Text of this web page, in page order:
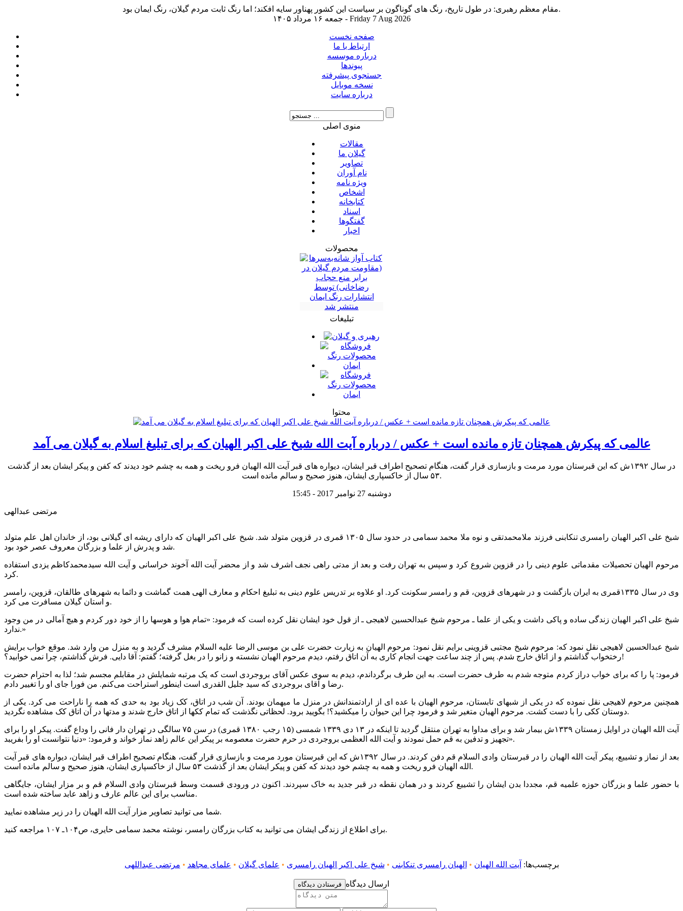
مقام معظم رهبری: در طول تاریخ، رنگ های گوناگون بر سیاست این کشور پهناور سایه افکند؛ اما رنگ ثابت مردم گیلان، رنگ ایمان بود.
جمعه ۱۶ مرداد ۱۴۰۵ - Friday 7 Aug 2026
صفحه نخست
ارتباط با ما
درباره موسسه
پیوندها
جستجوی پیشرفته
نسخه موبایل
درباره سایت
منوی اصلی
مقالات
گیلان ما
تصاویر
نام آوران
ویژه نامه
اشخاص
کتابخانه
اسناد
گفتگوها
اخبار
محصولات
تبلیغات
محتوا
عالمی که پیکرش همچنان تازه مانده است + عکس / درباره آیت الله شیخ علی اکبر الهیان که برای تبلیغ اسلام به گیلان می آمد
در سال ۱۳۹۲ش که این قبرستان مورد مرمت و بازسازی قرار گفت، هنگام تصحیح اطراف قبر ایشان، دیواره های قبر آیت الله الهیان فرو ریخت و همه به چشم خود دیدند که کفن و پیکر ایشان بعد از گذشت
۵۳ سال از خاکسپاری ایشان، هنوز صحیح و سالم مانده است.
دوشنبه 27 نوامبر 2017 - 15:45
مرتضی عبدالهی
شیخ علی اکبر الهیان رامسری تنکابنی فرزند ملامحمدتقی و نوه ملا محمد سمامی در حدود سال ۱۳۰۵ قمری در قزوین متولد شد. شیخ علی اکبر الهیان که دارای ریشه ای گیلانی بود، از خاندان اهل علم متولد
شد و پدرش از علما و بزرگان معروف عصر خود بود.
مرحوم الهیان تحصیلات مقدماتی علوم دینی را در قزوین شروع کرد و سپس به تهران رفت و بعد از مدتی راهی نجف اشرف شد و از محضر آیت الله آخوند خراسانی و آیت الله سیدمحمدکاظم یزدی استفاده
کرد.
وی در سال ۱۳۳۵قمری به ایران بازگشت و در شهرهای قزوین، قم و رامسر سکونت کرد. او علاوه بر تدریس علوم دینی به تبلیغ احکام و معارف الهی همت گماشت و دائما به شهرهای طالقان، قزوین، رامسر
و استان گیلان مسافرت می کرد.
شیخ علی اکبر الهیان زندگی ساده و پاکی داشت و یکی از علما ـ مرحوم شیخ عبدالحسین لاهیجی ـ از قول خود ایشان نقل کرده است که فرمود: «تمام هوا و هوسها را از خود دور کردم و هیچ آمالی در من وجود
ندارد.»
شیخ عبدالحسین لاهیجی نقل نمود که: مرحوم شیخ مجتبی قزوینی برایم نقل نمود: مرحوم الهیان به زیارت حضرت علی بن موسی الرضا علیه السلام مشرف گردید و به منزل من وارد شد. موقع خواب برایش
رختخواب گذاشتم و از اتاق خارج شدم. پس از چند ساعت جهت انجام کاری به آن اتاق رفتم، دیدم مرحوم الهیان نشسته و زانو را در بغل گرفته؛ گفتم: آقا دایی. فرش گذاشتم، چرا نمی خوابید؟!
فرمود: پا را که برای خواب دراز کردم متوجه شدم به طرف حضرت است. به این طرف برگرداندم، دیدم به سوی عکس آقای بروجردی است که یک مرتبه شمایلش در مقابلم مجسم شد؛ لذا به احترام حضرت
رضا و آقای بروجردی که سید جلیل القدری است اینطور استراحت می‌کنم. من فورا جای او را تغییر دادم.
همچنین مرحوم لاهیجی نقل نموده که در یکی از شبهای تابستان، مرحوم الهیان با عده ای از ارادتمندانش در منزل ما میهمان بودند. آن شب در اتاق، کک زیاد بود به حدی که همه را ناراحت می کرد. یکی از
دوستان ککی را با دست کشت. مرحوم الهیان متغیر شد و فرمود چرا این حیوان را میکشید؟! بگویید برود. لحظاتی نگذشت که تمام ککها از اتاق خارج شدند و مدتها در آن اتاق کک مشاهده نگردید.
آیت الله الهیان در اوایل زمستان ۱۳۳۹ش بیمار شد و برای مداوا به تهران منتقل گردید تا اینکه در ۱۳ دی ۱۳۳۹ شمسی (۱۵ رجب ۱۳۸۰ قمری) در سن ۷۵ سالگی در تهران دار فانی را وداع گفت. پیکر او را برای
تجهیز و تدفین به قم حمل نمودند و آیت الله العظمی بروجردی در حرم حضرت معصومه بر پیکر این عالم زاهد نماز خواند و فرمود: «دنیا نتوانست او را بفریبد».
بعد از نماز و تشییع، پیکر آیت الله الهیان را در قبرستان وادی السلام قم دفن کردند. در سال ۱۳۹۲ش که این قبرستان مورد مرمت و بازسازی قرار گفت، هنگام تصحیح اطراف قبر ایشان، دیواره های قبر آیت
الله الهیان فرو ریخت و همه به چشم خود دیدند که کفن و پیکر ایشان بعد از گذشت ۵۳ سال از خاکسپاری ایشان، هنوز صحیح و سالم مانده است.
با حضور علما و بزرگان حوزه علمیه قم، مجددا بدن ایشان را تشییع کردند و در همان نقطه در قبر جدید به خاک سپردند. اکنون در ورودی قسمت وسط قبرستان وادی السلام قم و بر مزار ایشان، جایگاهی
مناسب برای این عالم عارف و زاهد عابد ساخته شده است.
شما می توانید تصاویر مزار آیت الله الهیان را در زیر مشاهده نمایید.
برای اطلاع از زندگی ایشان می توانید به کتاب بزرگان رامسر، نوشته محمد سمامی حایری، ص۱۰۴ـ ۱۰۷ مراجعه کنید.
برچسب‌ها: آیت الله الهیان • الهیان رامسری تنکابنی • شیخ علی اکبر الهیان رامسری • علمای گیلان • علمای مجاهد • مرتضی عبداللهی
فرستادن دیدگاه ارسال دیدگاه